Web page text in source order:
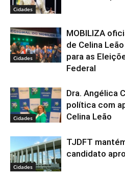
Cidades
Cidades
MOBILIZA
de Celina
para as
Federal
Cidades
Dra. Angélica
política com
Celina Leão
Cidades
TJDFT
candidato